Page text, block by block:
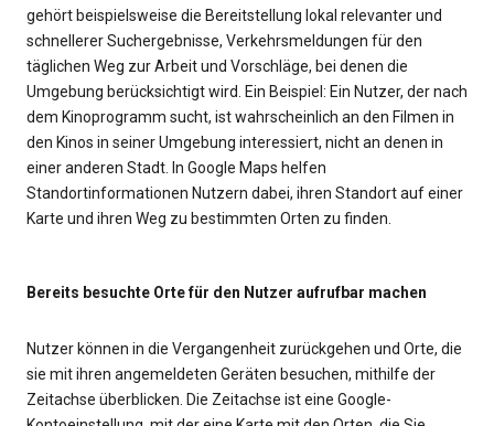
gehört beispielsweise die Bereitstellung lokal relevanter und
schnellerer Suchergebnisse, Verkehrsmeldungen für den
täglichen Weg zur Arbeit und Vorschläge, bei denen die
Umgebung berücksichtigt wird. Ein Beispiel: Ein Nutzer, der nach
dem Kinoprogramm sucht, ist wahrscheinlich an den Filmen in
den Kinos in seiner Umgebung interessiert, nicht an denen in
einer anderen Stadt. In Google Maps helfen
Standortinformationen Nutzern dabei, ihren Standort auf einer
Karte und ihren Weg zu bestimmten Orten zu finden.
Bereits besuchte Orte für den Nutzer aufrufbar machen
Nutzer können in die Vergangenheit zurückgehen und Orte, die
sie mit ihren angemeldeten Geräten besuchen, mithilfe der
Zeitachse überblicken. Die Zeitachse ist eine Google-